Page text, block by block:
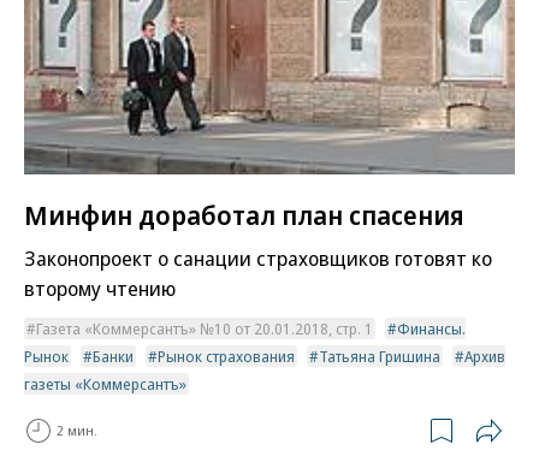
Минфин доработал план спасения
Законопроект о санации страховщиков готовят ко
второму чтению
Газета «Коммерсантъ» №10 от 20.01.2018, стр. 1
Финансы.
Рынок
Банки Рынок страхования Татьяна Гришина
Архив
газеты «Коммерсантъ»
2 мин.